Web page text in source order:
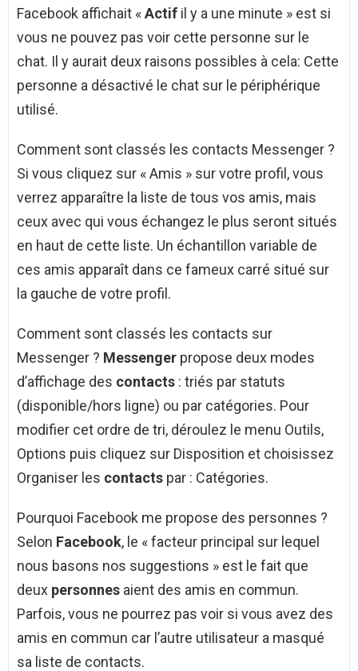
Facebook affichait «Actif il y a une minute » est si
vous ne pouvez pas voir cette personne sur le
chat. Il y aurait deux raisons possibles à cela: Cette
personne a désactivé le chat sur le périphérique
utilisé.
Comment sont classés les contacts Messenger ?
Si vous cliquez sur « Amis » sur votre profil, vous
verrez apparaître la liste de tous vos amis, mais
ceux avec qui vous échangez le plus seront situés
en haut de cette liste. Un échantillon variable de
ces amis apparaît dans ce fameux carré situé sur
la gauche de votre profil.
Comment sont classés les contacts sur
Messenger ? Messenger propose deux modes
d’affichage des contacts : triés par statuts
(disponible/hors ligne) ou par catégories. Pour
modifier cet ordre de tri, déroulez le menu Outils,
Options puis cliquez sur Disposition et choisissez
Organiser les contacts par : Catégories.
Pourquoi Facebook me propose des personnes ?
Selon Facebook, le « facteur principal sur lequel
nous basons nos suggestions » est le fait que
deux personnes aient des amis en commun.
Parfois, vous ne pourrez pas voir si vous avez des
amis en commun car l’autre utilisateur a masqué
sa liste de contacts.